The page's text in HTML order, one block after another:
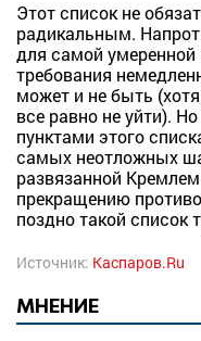
Этот список не
радикальным.
для самой
требования
может и не быть
все равно не уйти).
пунктами этого
самых неотложных
развязанной
прекращению
поздно такой список
Источник: Каспаров.Ru
МНЕНИЕ